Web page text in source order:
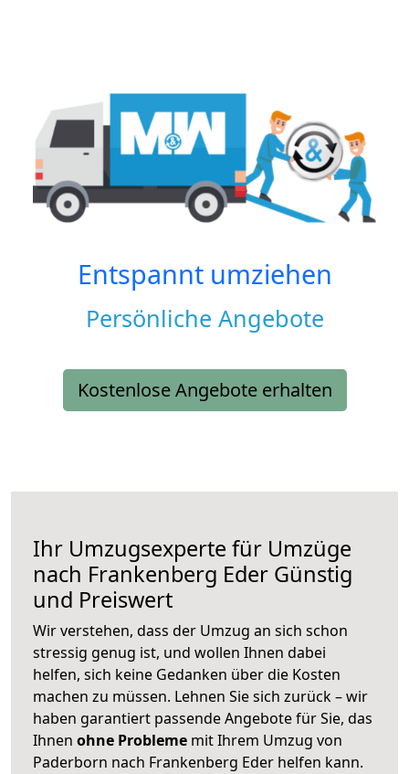
Entspannt umziehen
Persönliche Angebote
Kostenlose Angebote erhalten
Ihr Umzugsexperte für Umzüge
nach Frankenberg Eder Günstig
und Preiswert
Wir verstehen, dass der Umzug an sich schon
stressig genug ist, und wollen Ihnen dabei
helfen, sich keine Gedanken über die Kosten
machen zu müssen. Lehnen Sie sich zurück – wir
haben garantiert passende Angebote für Sie, das
Ihnen ohne Probleme mit Ihrem Umzug von
Paderborn nach Frankenberg Eder helfen kann.